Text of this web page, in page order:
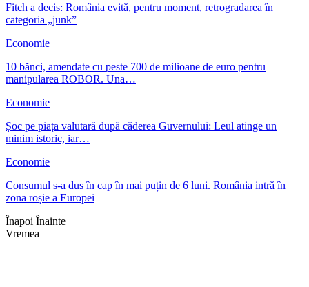
Fitch a decis: România evită, pentru moment, retrogradarea în
categoria „junk”
Economie
10 bănci, amendate cu peste 700 de milioane de euro pentru
manipularea ROBOR. Una…
Economie
Șoc pe piața valutară după căderea Guvernului: Leul atinge un
minim istoric, iar…
Economie
Consumul s-a dus în cap în mai puțin de 6 luni. România intră în
zona roșie a Europei
Înapoi Înainte
Vremea